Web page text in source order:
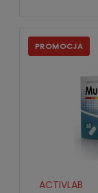
ACTIVLAB
PROMOCJA